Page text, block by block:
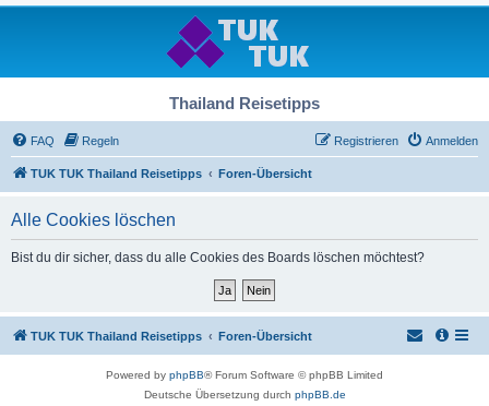
Thailand Reisetipps
FAQ Regeln Anmelden
Registrieren
TUK TUK Thailand Reisetipps Foren-Übersicht
Alle Cookies löschen
Bist du dir sicher, dass du alle Cookies des Boards löschen möchtest?
TUK TUK Thailand Reisetipps Foren-Übersicht
Powered by phpBB® Forum Software © phpBB Limited
Deutsche Übersetzung durch phpBB.de